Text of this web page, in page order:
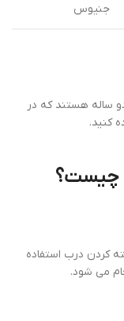
جنیوس
ساله هستند که در
کنید.
چیست؟
کردن درب استفاده
می شود.